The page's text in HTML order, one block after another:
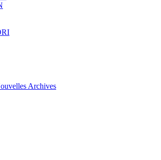
Archives